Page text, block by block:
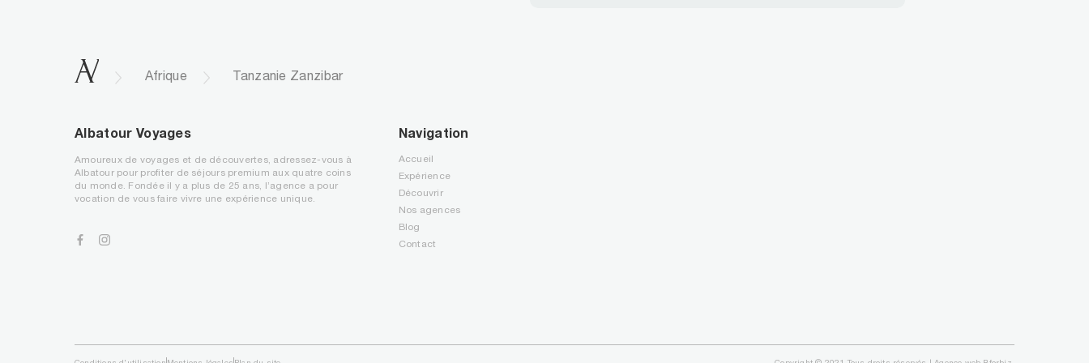
Afrique Tanzanie Zanzibar
Albatour Voyages
Amoureux de voyages et de découvertes, adressez-vous à
Albatour pour profiter de séjours premium aux quatre coins
du monde. Fondée il y a plus de 25 ans, l’agence a pour
vocation de vous faire vivre une expérience unique.
Navigation
Accueil
Expérience
Découvrir
Nos agences
Blog
Contact